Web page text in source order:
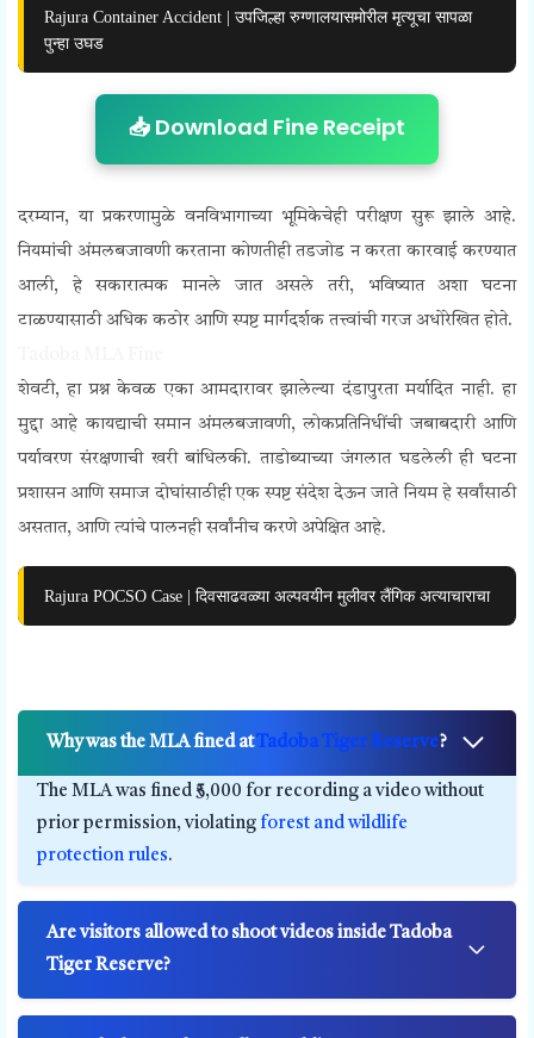
Rajura Container Accident | उपजिल्हा रुग्णालयासमोरील मृत्यूचा सापळा
पुन्हा उघड
📥 Download Fine Receipt
दरम्यान, या प्रकरणामुळे वनविभागाच्या भूमिकेचेही परीक्षण सुरू झाले आहे.
नियमांची अंमलबजावणी करताना कोणतीही तडजोड न करता कारवाई करण्यात
आली, हे सकारात्मक मानले जात असले तरी, भविष्यात अशा घटना
टाळण्यासाठी अधिक कठोर आणि स्पष्ट मार्गदर्शक तत्त्वांची गरज अधोरेखित होते.
शेवटी, हा प्रश्न केवळ एका आमदारावर झालेल्या दंडापुरता मर्यादित नाही. हा
मुद्दा आहे कायद्याची समान अंमलबजावणी, लोकप्रतिनिधींची जबाबदारी आणि
पर्यावरण संरक्षणाची खरी बांधिलकी. ताडोब्याच्या जंगलात घडलेली ही घटना
प्रशासन आणि समाज दोघांसाठीही एक स्पष्ट संदेश देऊन जाते नियम हे सर्वांसाठी
असतात, आणि त्यांचे पालनही सर्वांनीच करणे अपेक्षित आहे.
Rajura POCSO Case | दिवसाढवळ्या अल्पवयीन मुलीवर लैंगिक अत्याचाराचा
Why was the MLA fined atTadoba Tiger Reserve?
The MLA was fined ₹5,000 for recording a video without
prior permission, violating forest and wildlife
protection rules.
Are visitors allowed to shoot videos inside Tadoba
Tiger Reserve?